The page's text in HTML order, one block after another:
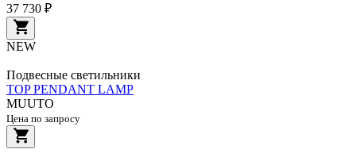
37 730 ₽
NEW
Подвесные светильники
TOP PENDANT LAMP
MUUTO
Цена по запросу